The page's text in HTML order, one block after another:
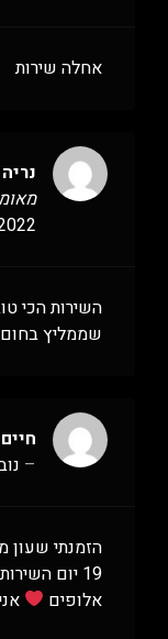
אחלה שירות
השירות הכי
שממליץ
–
הזמנתי שעון
19 יום
אלופים